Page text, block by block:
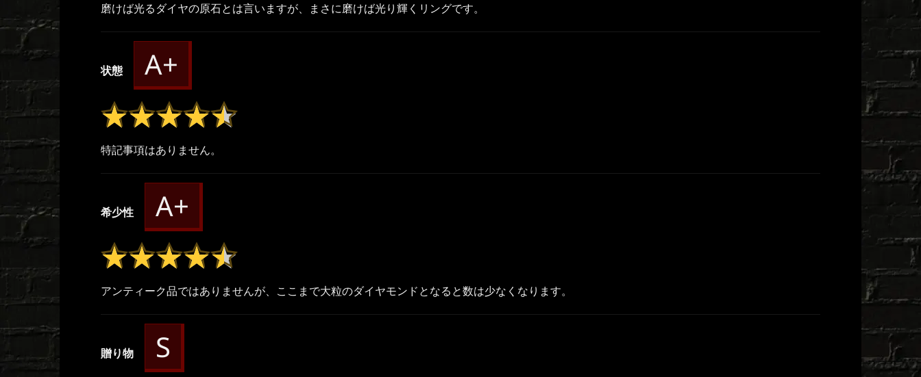
磨けば光るダイヤの原石とは言いますが、まさに磨けば光り輝くリングです。
状態 A+
★★★★★
★★★★★
特記事項はありません。
希少性 A+
★★★★★
★★★★★
アンティーク品ではありませんが、ここまで大粒のダイヤモンドとなると数は少なくなります。
贈り物 S